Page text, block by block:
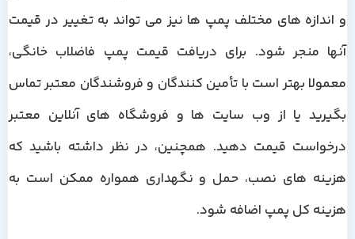
و اندازه های مختلف پمپ ها نیز می تواند به تغییر در قیمت
آنها منجر شود. برای دریافت قیمت پمپ فاضلاب خانگی،
معمولا بهتر است با تأمین کنندگان و فروشندگان معتبر تماس
بگیرید یا از وب سایت ها و فروشگاه های آنلاین معتبر
درخواست قیمت دهید. همچنین، در نظر داشته باشید که
هزینه های نصب، حمل و نگهداری همواره ممکن است به
هزینه کل پمپ اضافه شود.